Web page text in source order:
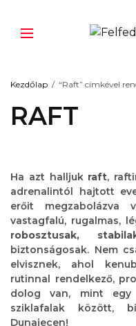
Kezdőlap / “Raft” címkével
RAFT
Ha azt halljuk raft,
adrenalintól hajtott
erőit
vastagfalú, rugalmas,
robosztusak,
biztonságosak. Nem
elvisznek, ahol
rutinnal rendelkező,
dolog van, mint egy
sziklafalak között,
Dunajecen!